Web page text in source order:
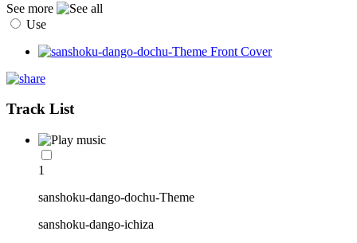
See more
Use
Track List
1
sanshoku-dango-dochu-Theme
sanshoku-dango-ichiza